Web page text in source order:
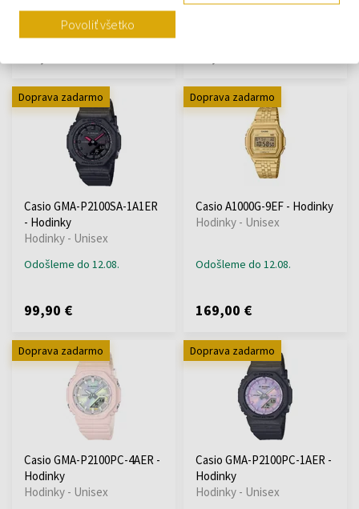
Odošleme do 12.08.
Doprava zadarmo
Casio GMA-P2100SA-1A1ER
- Hodinky
Hodinky - Unisex
Odošleme do 12.08.
99,90 €
Doprava zadarmo
Casio A1000G-9EF - Hodinky
Hodinky - Unisex
Odošleme do 12.08.
169,00 €
Doprava zadarmo
Casio GMA-P2100PC-4AER -
Hodinky
Hodinky - Unisex
Doprava zadarmo
Casio GMA-P2100PC-1AER -
Hodinky
Hodinky - Unisex
Povoliť všetko